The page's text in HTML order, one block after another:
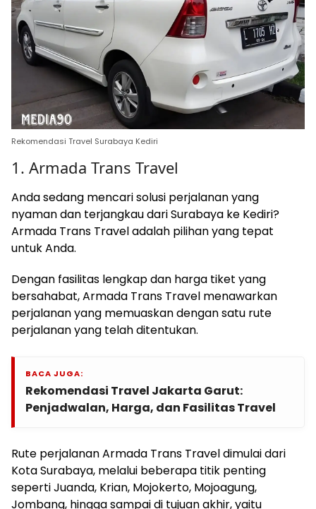
Rekomendasi Travel Surabaya Kediri
1. Armada Trans Travel
Anda sedang mencari solusi perjalanan yang
nyaman dan terjangkau dari Surabaya ke Kediri?
Armada Trans Travel adalah pilihan yang tepat
untuk Anda.
Dengan fasilitas lengkap dan harga tiket yang
bersahabat, Armada Trans Travel menawarkan
perjalanan yang memuaskan dengan satu rute
perjalanan yang telah ditentukan.
BACA JUGA:
Rekomendasi Travel Jakarta Garut:
Penjadwalan, Harga, dan Fasilitas Travel
Rute perjalanan Armada Trans Travel dimulai dari
Kota Surabaya, melalui beberapa titik penting
seperti Juanda, Krian, Mojokerto, Mojoagung,
Jombang, hingga sampai di tujuan akhir, yaitu